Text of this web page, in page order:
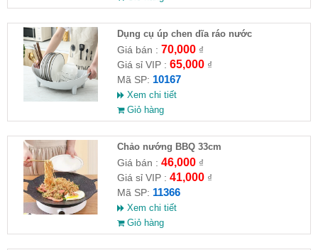
Dụng cụ úp chen dĩa ráo nước
Giá bán : 70,000₫
Giá sỉ VIP : 65,000₫
Mã SP: 10167
Xem chi tiết
Giỏ hàng
Chảo nướng BBQ 33cm
Giá bán : 46,000₫
Giá sỉ VIP : 41,000₫
Mã SP: 11366
Xem chi tiết
Giỏ hàng